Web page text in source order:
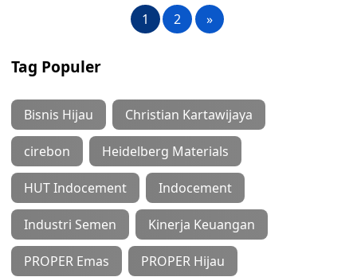
1 2 »
Tag Populer
Bisnis Hijau Christian Kartawijaya
cirebon Heidelberg Materials
HUT Indocement Indocement
Industri Semen Kinerja Keuangan
PROPER Emas PROPER Hijau